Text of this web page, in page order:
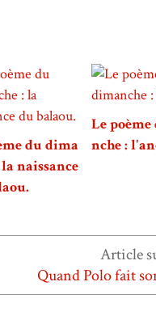
du dima
naissance
Le
nche :
Quand Polo fait